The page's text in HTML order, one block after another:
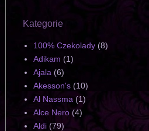
Kategorie
100% Czekolady (8)
Adikam (1)
Ajala (6)
Akesson's (10)
Al Nassma (1)
Alce Nero (4)
Aldi (79)